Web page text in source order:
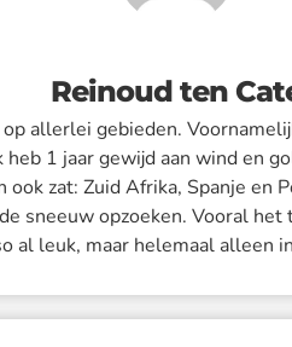
Reinoud ten
allerlei gebieden.
1 jaar gewijd aan wind en
ook zat: Zuid Afrika, Spanje en
sneeuw opzoeken. Vooral
al leuk, maar helemaal alleen